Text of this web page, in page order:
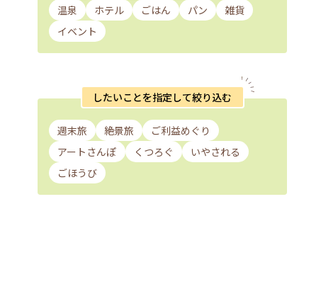
温泉
ホテル ごはん パン
雑貨
イベント
したいことを指定して絞り込む
週末旅 絶景旅
ご利益めぐり
アートさんぽ
くつろぐ
いやされる
ごほうび